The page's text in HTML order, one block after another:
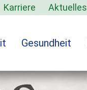
Karriere Aktuelles
Gesundheit